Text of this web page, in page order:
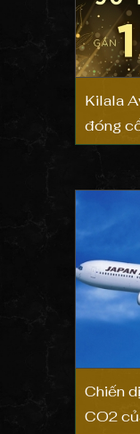
Kilala
đóng
Chiến
CO2